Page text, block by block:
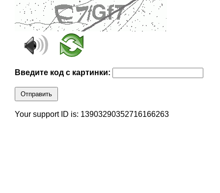
Введите код с картинки:
Отправить
Your support ID is: 13903290352716166263